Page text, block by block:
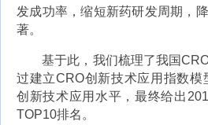
发成功率，缩短新药研发周期，
著。
基于此，我们梳理了我国CRO
过建立CRO创新技术应用指数模
创新技术应用水平，最终给出
TOP10排名。